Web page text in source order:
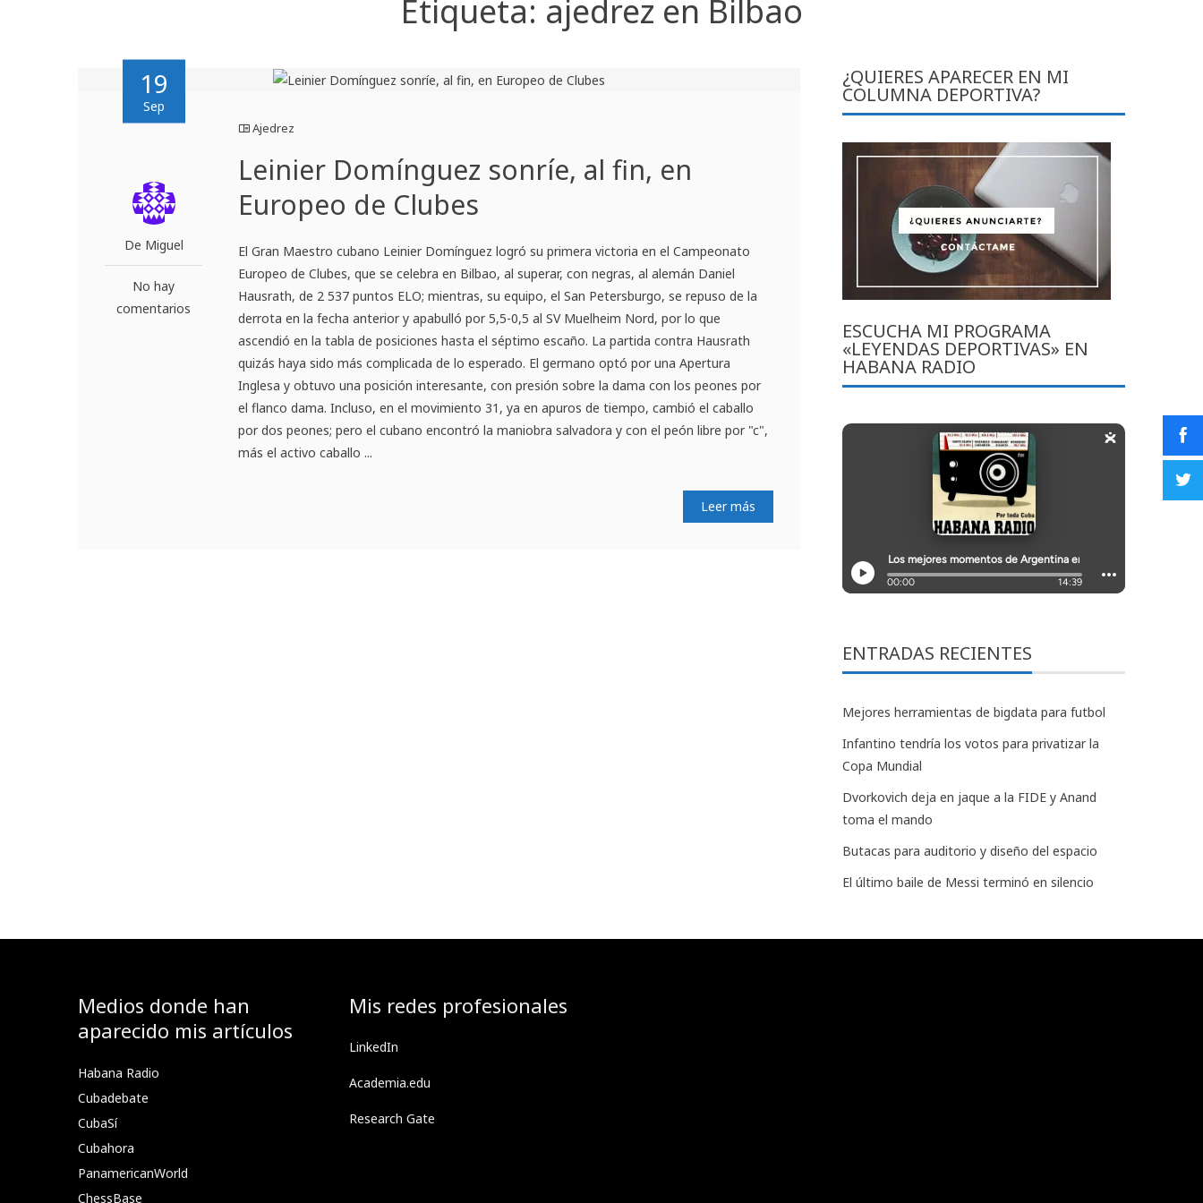
Etiqueta: ajedrez en Bilbao
19
Sep
De Miguel
No hay
comentarios
Ajedrez
Leinier Domínguez sonríe, al fin, en
Europeo de Clubes
El Gran Maestro cubano Leinier Domínguez logró su primera victoria en el Campeonato
Europeo de Clubes, que se celebra en Bilbao, al superar, con negras, al alemán Daniel
Hausrath, de 2 537 puntos ELO; mientras, su equipo, el San Petersburgo, se repuso de la
derrota en la fecha anterior y apabulló por 5,5-0,5 al SV Muelheim Nord, por lo que
ascendió en la tabla de posiciones hasta el séptimo escaño. La partida contra Hausrath
quizás haya sido más complicada de lo esperado. El germano optó por una Apertura
Inglesa y obtuvo una posición interesante, con presión sobre la dama con los peones por
el flanco dama. Incluso, en el movimiento 31, ya en apuros de tiempo, cambió el caballo
por dos peones; pero el cubano encontró la maniobra salvadora y con el peón libre por "c",
más el activo caballo ...
Leer más
¿QUIERES APARECER EN MI
COLUMNA DEPORTIVA?
ESCUCHA MI PROGRAMA
«LEYENDAS DEPORTIVAS» EN
HABANA RADIO
ENTRADAS RECIENTES
Mejores herramientas de bigdata para futbol
Infantino tendría los votos para privatizar la
Copa Mundial
Dvorkovich deja en jaque a la FIDE y Anand
toma el mando
Butacas para auditorio y diseño del espacio
El último baile de Messi terminó en silencio
Medios donde han
aparecido mis artículos
Habana Radio
Cubadebate
CubaSí
Cubahora
PanamericanWorld
ChessBase
Mis redes profesionales
LinkedIn
Academia.edu
Research Gate